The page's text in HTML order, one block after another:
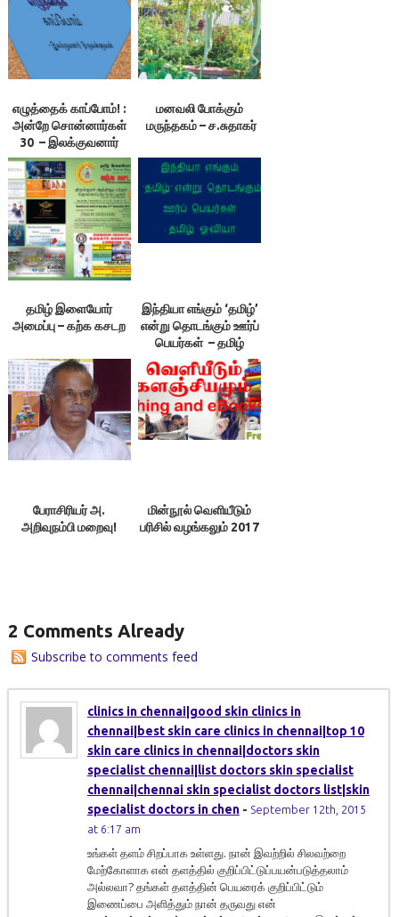
எழுத்தைக் காப்போம்! :
அன்றே சொன்னார்கள்
30 – இலக்குவனார்
திருவள்ளுவன்
மனவலி போக்கும்
மருந்தகம் – ச.சுதாகர்
தமிழ் இளையோர்
அமைப்பு – கற்க கசடற
இந்தியா எங்கும் ‘தமிழ்’
என்று தொடங்கும் ஊர்ப்
பெயர்கள் – தமிழ்
ஓவியா
பேராசிரியர் அ.
அறிவுநம்பி மறைவு!
மின்நூல் வெளியீடும்
பரிசில் வழங்கலும் 2017
2 Comments Already
Subscribe to comments feed
clinics in chennai|good skin clinics in
chennai|best skin care clinics in chennai|top 10
skin care clinics in chennai|doctors skin
specialist chennai|list doctors skin specialist
chennai|chennai skin specialist doctors list|skin
specialist doctors in chen - September 12th, 2015
at 6:17 am
உங்கள் தளம் சிறப்பாக உள்ளது. நான் இவற்றில் சிலவற்றை
மேற்கோளாக என் தளத்தில் குறிப்பிட்டுப்பயன்படுத்தலாம்
அல்லவா? தங்கள் தளத்தின் பெயரைக் குறிப்பிட்டும்
இணைப்பை அளித்தும் நான் தருவது என்